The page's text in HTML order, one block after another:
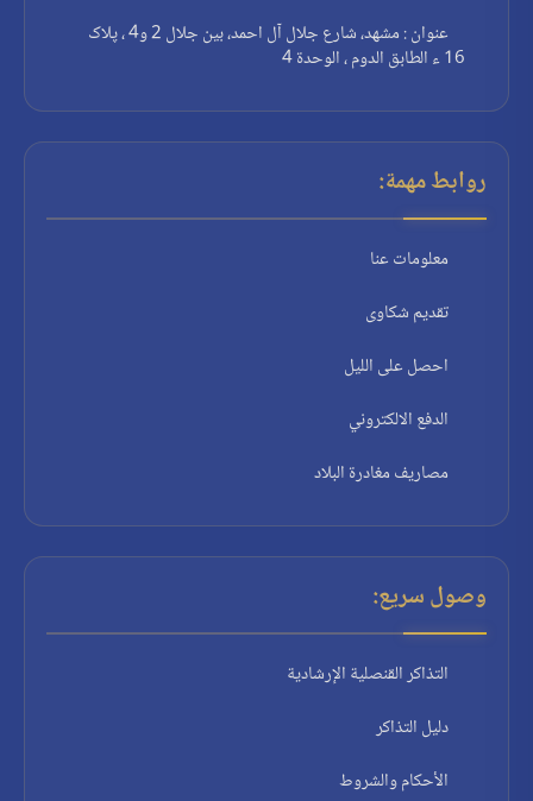
عنوان : مشهد، شارع جلال آل احمد، بين جلال 2 و4 ، پلاک
16 ء الطابق الدوم ، الوحدة 4
روابط مهمة:
معلومات عنا
تقديم شكاوى
احصل على الليل
الدفع الالكتروني
مصاريف مغادرة البلاد
وصول سريع:
التذاكر القنصلية الإرشادية
دليل التذاكر
الأحكام والشروط